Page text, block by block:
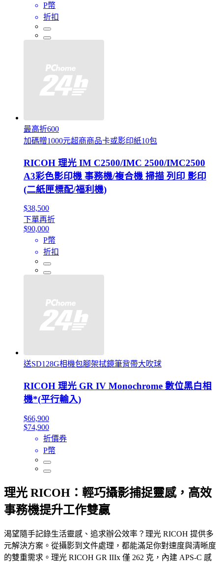
P幣
折扣
最高折600
加碼贈1000元超商商品卡或影印紙10包
RICOH 理光 IM C2500/IMC 2500/IMC2500
A3彩色影印機 事務機/複合機 掃描 列印 影印
(二紙匣標配/福利機)
$38,500
下單再折
$90,000
P幣
折扣
送SD128G相機包腳架拭鏡筆背帶大吹球
RICOH 理光 GR IV Monochrome 數位黑白相
機*(平行輸入)
$66,900
$74,900
折價券
P幣
理光 RICOH：輕巧攝影捕捉靈感，高效
事務機提升工作雙贏
渴望隨手記錄生活靈感、追求辦公效率？理光 RICOH 提供多
元解決方案。從攝影到文件處理，都能滿足你對速度與清晰度
的雙重需求。理光 RICOH GR IIIx 僅 262 克，內建 APS-C 感